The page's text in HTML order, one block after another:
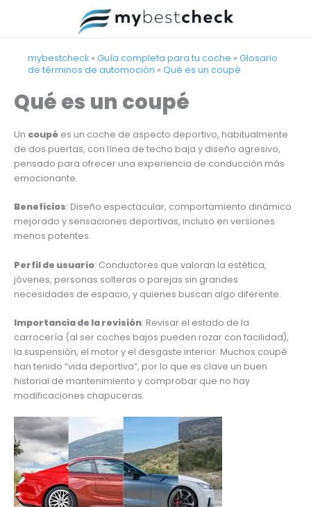
mybestcheck » Guía completa para tu coche » Glosario
de términos de automoción » Qué es un coupé
Qué es un coupé
Un coupé es un coche de aspecto deportivo, habitualmente
de dos puertas, con línea de techo baja y diseño agresivo,
pensado para ofrecer una experiencia de conducción más
emocionante.
Beneficios: Diseño espectacular, comportamiento dinámico
mejorado y sensaciones deportivas, incluso en versiones
menos potentes.
Perfil de usuario: Conductores que valoran la estética,
jóvenes, personas solteras o parejas sin grandes
necesidades de espacio, y quienes buscan algo diferente.
Importancia de la revisión: Revisar el estado de la
carrocería (al ser coches bajos pueden rozar con facilidad),
la suspensión, el motor y el desgaste interior. Muchos coupé
han tenido “vida deportiva”, por lo que es clave un buen
historial de mantenimiento y comprobar que no hay
modificaciones chapuceras.